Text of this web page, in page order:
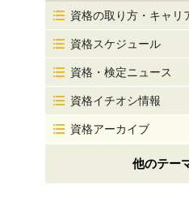
資格の取り方・キャリ
資格スケジュール
資格・検定ニュース
資格イチオシ情報
資格アーカイブ
他のテー